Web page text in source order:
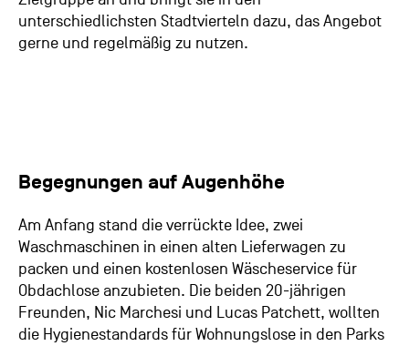
unterschiedlichsten Stadtvierteln dazu, das Angebot
gerne und regelmäßig zu nutzen.
Begegnungen auf Augenhöhe
Am Anfang stand die verrückte Idee, zwei
Waschmaschinen in einen alten Lieferwagen zu
packen und einen kostenlosen Wäscheservice für
Obdachlose anzubieten. Die beiden 20-jährigen
Freunden, Nic Marchesi und Lucas Patchett, wollten
die Hygienestandards für Wohnungslose in den Parks